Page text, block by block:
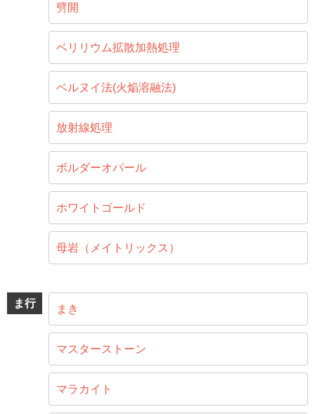
劈開
ベリリウム拡散加熱処理
ベルヌイ法(火焔溶融法)
放射線処理
ボルダーオパール
ホワイトゴールド
母岩（メイトリックス）
ま行 まき
マスターストーン
マラカイト